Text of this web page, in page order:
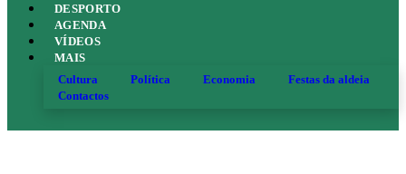
DESPORTO
AGENDA
VÍDEOS
MAIS
Cultura
Política Economia
Festas da aldeia
Contactos